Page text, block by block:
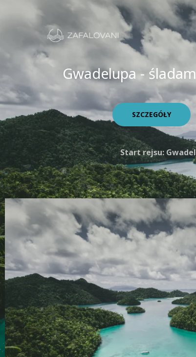
Gwadelupa -
SZCZEGÓŁY
Start rejsu: